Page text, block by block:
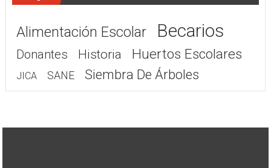
Alimentación Escolar Becarios
Donantes Historia Huertos Escolares
JICA SANE Siembra De Árboles